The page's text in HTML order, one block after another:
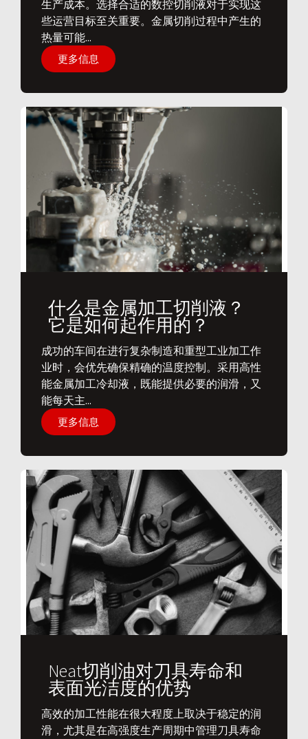
生产成本。选择合适的数控切削液对于实现这
些运营目标至关重要。金属切削过程中产生的
热量可能...
更多信息
什么是金属加工切削液？
它是如何起作用的？
​成功的车间在进行复杂制造和重型工业加工作
业时，会优先确保精确的温度控制。采用高性
能金属加工冷却液，既能提供必要的润滑，又
能每天主...
更多信息
Neat切削油对刀具寿命和
表面光洁度的优势
​高效的加工性能在很大程度上取决于稳定的润
滑，尤其是在高强度生产周期中管理刀具寿命